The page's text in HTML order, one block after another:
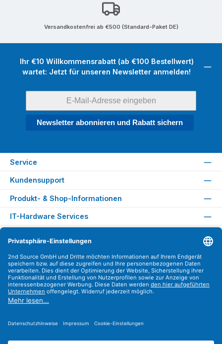
Versandkostenfrei ab €500 (Standard-Paket DE)
Ihr €10 Willkommensrabatt (ab €100 Bestellwert)
wartet: Jetzt für unseren Newsletter anmelden!
Newsletter abonnieren und Rabatt sichern
Service
Kundensupport
Produkt- & Shop-Informationen
IT-Hardware Services
Versandarten
Zahlungsarten
Sicher Einkaufen
Find us on